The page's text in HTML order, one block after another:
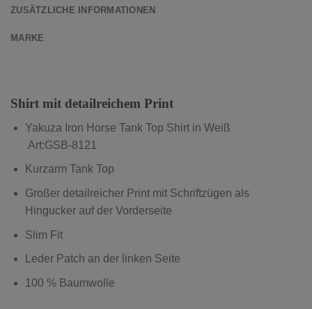
ZUSÄTZLICHE INFORMATIONEN
MARKE
Shirt mit detailreichem Print
Yakuza Iron Horse Tank Top Shirt in Weiß
Art:GSB-8121
Kurzarm Tank Top
Großer detailreicher Print mit Schriftzügen als
Hingucker auf der Vorderseite
Slim Fit
Leder Patch an der linken Seite
100 % Baumwolle